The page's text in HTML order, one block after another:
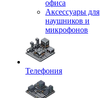
офиса
Аксессуары для
наушников и
микрофонов
Телефония